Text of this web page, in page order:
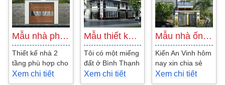
Mẫu nhà phố 2 tầng phong cách hiện đại…
Thiết kế nhà 2
tầng phù hợp cho
các đôi vợ chồng
trẻ đang là xu
Xem chi tiết
Mẫu thiết kế nhà 3 tầng với 2 mặt tiền…
Tôi có một miếng
đất ở Bình Thạnh
hiện tại tôi đang
dự tính xây nhà 3
Xem chi tiết
Mẫu nhà ống 4 tầng đẹp 4.5x18m gọn và…
Kiến An Vinh hôm
nay xin chia sẻ
với quý độc giả
mẫu nhà ống 4
Xem chi tiết